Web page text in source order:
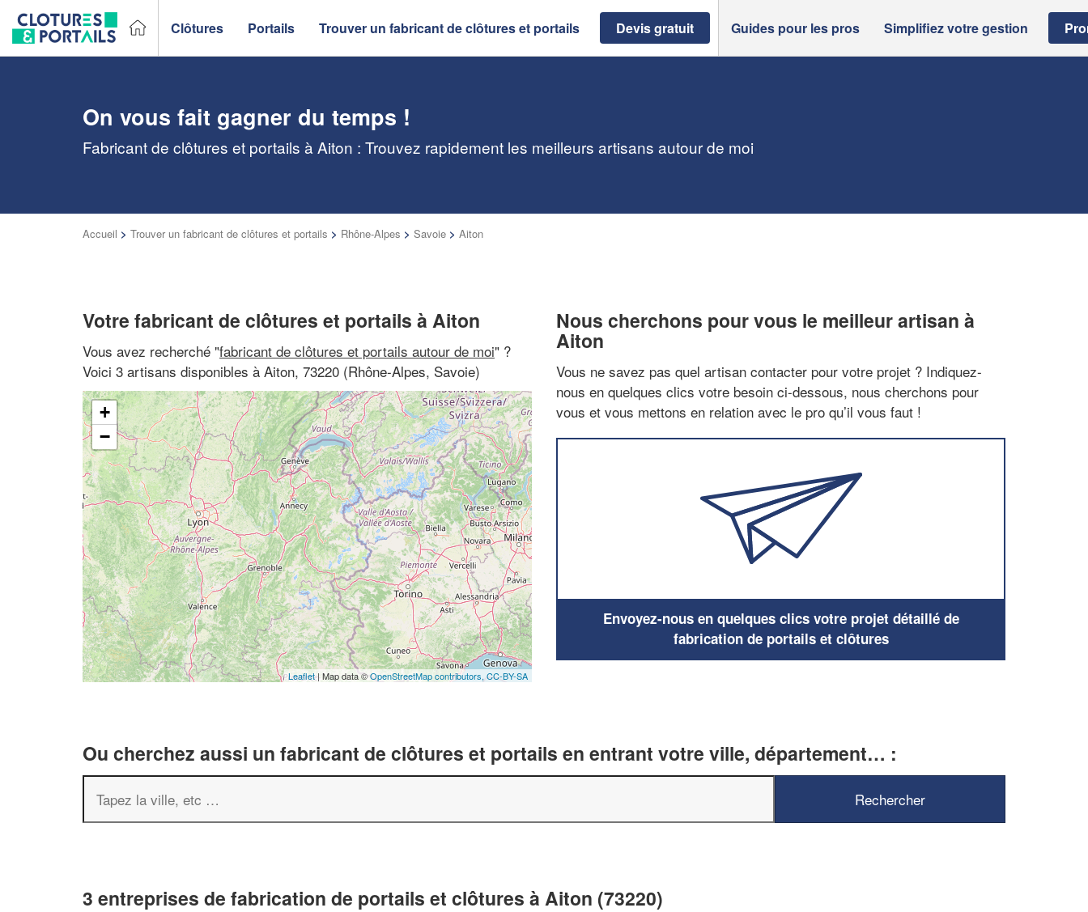
Clôtures Portails Trouver un fabricant de clôtures et portails Devis gratuit Guides pour les pros Simplifiez votre gestion
On vous fait gagner du temps !
Fabricant de clôtures et portails à Aiton : Trouvez rapidement les meilleurs artisans autour de moi
Accueil > Trouver un fabricant de clôtures et portails > Rhône-Alpes > Savoie > Aiton
Votre fabricant de clôtures et portails à Aiton
Vous avez recherché "fabricant de clôtures et portails autour de moi" ?
Voici 3 artisans disponibles à Aiton, 73220 (Rhône-Alpes, Savoie)
+
−
Leaflet| Map data ©OpenStreetMap contributors, CC-BY-SA
Nous cherchons pour vous le meilleur artisan à
Aiton
Vous ne savez pas quel artisan contacter pour votre projet ? Indiquez-
nous en quelques clics votre besoin ci-dessous, nous cherchons pour
vous et vous mettons en relation avec le pro qu’il vous faut !
Envoyez-nous en quelques clics votre projet détaillé de
fabrication de portails et clôtures
Ou cherchez aussi un fabricant de clôtures et portails en entrant votre ville, département… :
3 entreprises de fabrication de portails et clôtures à Aiton (73220)
✕
Vous êtes un